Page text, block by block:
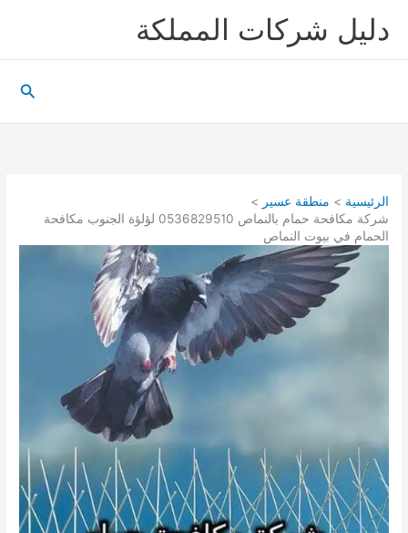
دليل شركات المملكة
الرئيسية
منطقة عسير
شركة مكافحة حمام بالنماص 0536829510 لؤلؤة الجنوب مكافحة
الحمام في بيوت النماص